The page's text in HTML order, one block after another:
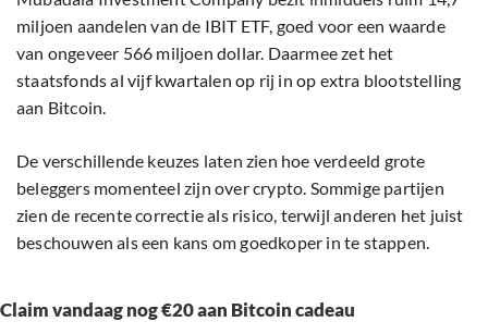
miljoen aandelen van de IBIT ETF, goed voor een waarde
van ongeveer 566 miljoen dollar. Daarmee zet het
staatsfonds al vijf kwartalen op rij in op extra blootstelling
aan Bitcoin.
De verschillende keuzes laten zien hoe verdeeld grote
beleggers momenteel zijn over crypto. Sommige partijen
zien de recente correctie als risico, terwijl anderen het juist
beschouwen als een kans om goedkoper in te stappen.
Claim vandaag nog €20 aan Bitcoin cadeau